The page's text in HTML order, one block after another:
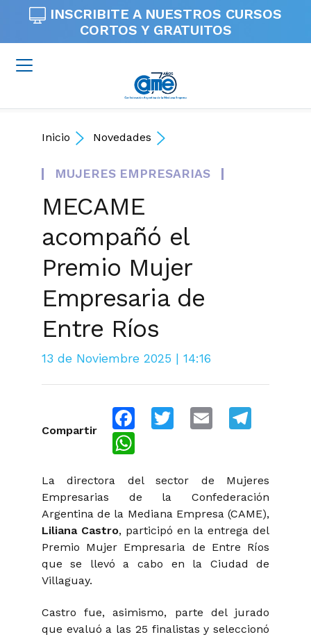
INSCRIBITE A NUESTROS CURSOS
CORTOS Y GRATUITOS
Inicio Novedades
MUJERES EMPRESARIAS
MECAME
acompañó el
Premio Mujer
Empresaria de
Entre Ríos
13 de Noviembre 2025 | 14:16
Compartir
FacebookTwitter Email
La directora del sector de Mujeres
Empresarias de la Confederación
Argentina de la Mediana Empresa (CAME),
Liliana Castro, participó en la entrega del
Premio Mujer Empresaria de Entre Ríos
que se llevó a cabo en la Ciudad de
Villaguay.
Castro fue, asimismo, parte del jurado
que evaluó a las 25 finalistas y seleccionó